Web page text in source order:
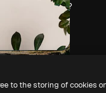
magnific.ai?
to the storing of cookies